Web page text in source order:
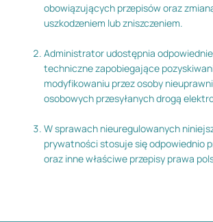
obowiązujących przepisów oraz
uszkodzeniem lub zniszczeniem.
Administrator udostępnia
techniczne zapobiegające
modyfikowaniu przez osoby
osobowych przesyłanych drogą
W sprawach nieuregulowanych
prywatności stosuje się odpowiednio
oraz inne właściwe przepisy prawa